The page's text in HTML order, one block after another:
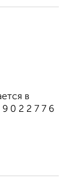
в
0 2 2 7 7 6